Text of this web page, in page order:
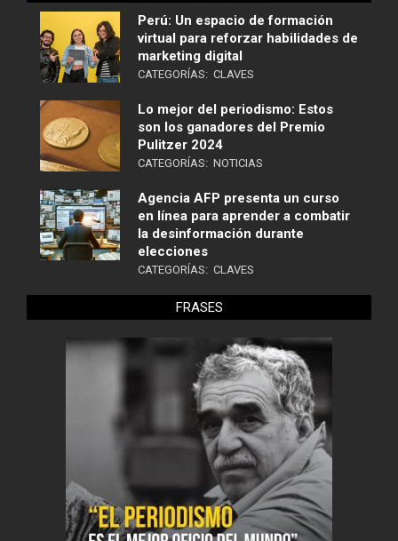
Perú: Un espacio de formación
virtual para reforzar habilidades de
marketing digital
CATEGORÍAS: CLAVES
Lo mejor del periodismo: Estos
son los ganadores del Premio
Pulitzer 2024
CATEGORÍAS: NOTICIAS
Agencia AFP presenta un curso
en línea para aprender a combatir
la desinformación durante
elecciones
CATEGORÍAS: CLAVES
FRASES